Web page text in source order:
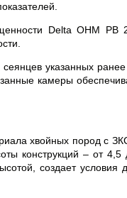
Delta OHM РВ
указанных
камеры
хвойных пород с
конструкций – от
создает